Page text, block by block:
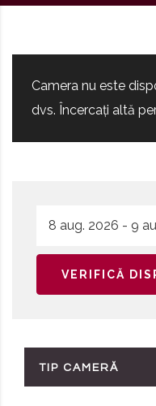
Camera nu este
dvs. Încercați altă
VERIFICĂ
TIP CAMERĂ